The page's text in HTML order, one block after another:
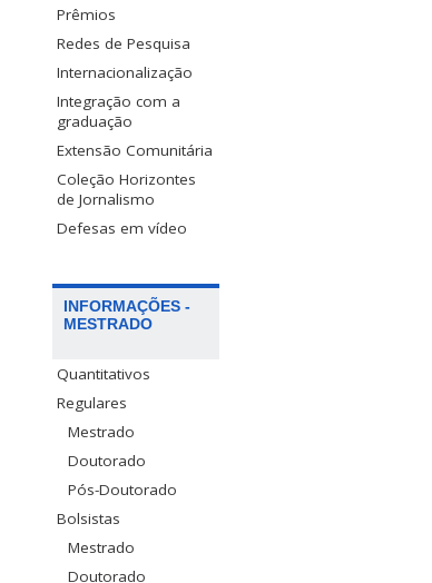
Prêmios
Redes de Pesquisa
Internacionalização
Integração com a
graduação
Extensão Comunitária
Coleção Horizontes
de Jornalismo
Defesas em vídeo
INFORMAÇÕES -
MESTRADO
Quantitativos
Regulares
Mestrado
Doutorado
Pós-Doutorado
Bolsistas
Mestrado
Doutorado